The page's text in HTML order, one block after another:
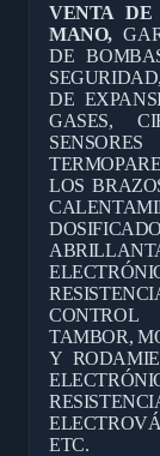
VENTA DE
MANO,
DE
DE
GASES,
LOS
TAMBOR,
Y
ETC.